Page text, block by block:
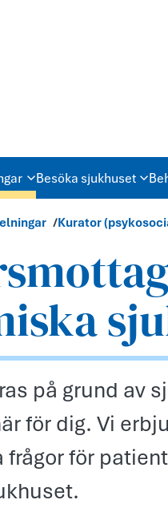
Besöka sjukhuset
Kurator
på grund av
för dig. Vi
för